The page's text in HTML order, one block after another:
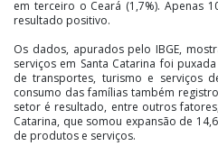
em terceiro o Ceará (1,7%). Apenas
resultado positivo.
Os dados, apurados pelo IBGE,
serviços em Santa Catarina foi
de transportes, turismo e serviços
consumo das famílias também
setor é resultado, entre outros
Catarina, que somou expansão de
de produtos e serviços.